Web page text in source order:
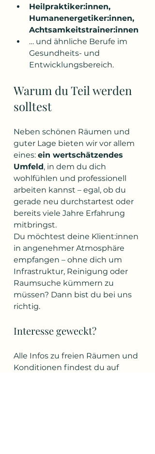
Heilpraktiker:innen,
Humanenergetiker:innen,
Achtsamkeitstrainer:innen
… und ähnliche Berufe im
Gesundheits- und
Entwicklungsbereich.
Warum du Teil werden
solltest
Neben schönen Räumen und
guter Lage bieten wir vor allem
eines: ein wertschätzendes
Umfeld, in dem du dich
wohlfühlen und professionell
arbeiten kannst – egal, ob du
gerade neu durchstartest oder
bereits viele Jahre Erfahrung
mitbringst.
Du möchtest deine Klient:innen
in angenehmer Atmosphäre
empfangen – ohne dich um
Infrastruktur, Reinigung oder
Raumsuche kümmern zu
müssen? Dann bist du bei uns
richtig.
Interesse geweckt?
Alle Infos zu freien Räumen und
Konditionen findest du auf